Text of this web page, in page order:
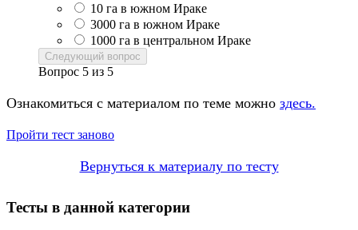
10 га в южном Ираке
3000 га в южном Ираке
1000 га в центральном Ираке
Следующий вопрос
Вопрос 5 из 5
Ознакомиться с материалом по теме можно здесь.
Пройти тест заново
Вернуться к материалу по тесту
Тесты в данной категории